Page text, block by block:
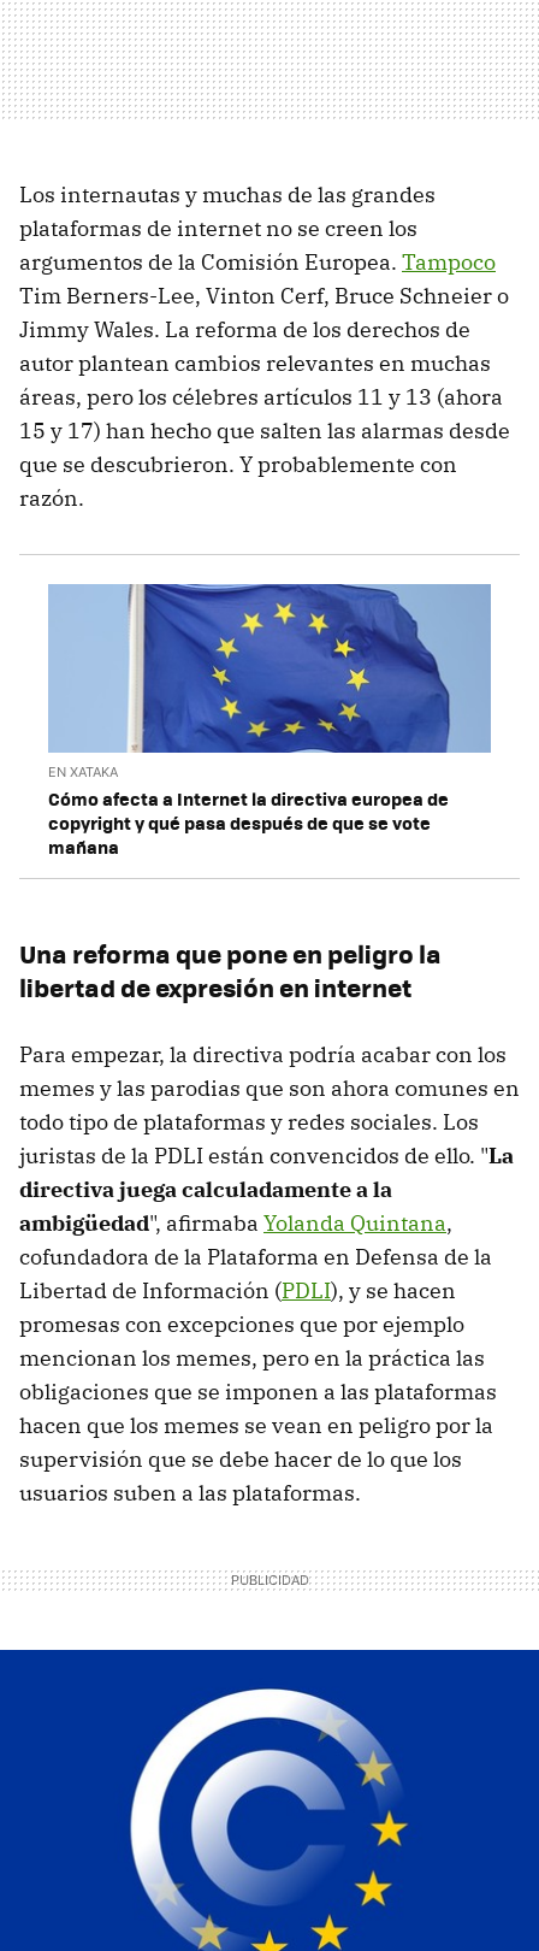
Los internautas y muchas de las grandes
plataformas de internet no se creen los
argumentos de la Comisión Europea. Tampoco
Tim Berners-Lee, Vinton Cerf, Bruce Schneier o
Jimmy Wales. La reforma de los derechos de
autor plantean cambios relevantes en muchas
áreas, pero los célebres artículos 11 y 13 (ahora
15 y 17) han hecho que salten las alarmas desde
que se descubrieron. Y probablemente con
razón.
EN XATAKA
Cómo afecta a Internet la directiva europea de
copyright y qué pasa después de que se vote
mañana
Una reforma que pone en peligro la
libertad de expresión en internet
Para empezar, la directiva podría acabar con los
memes y las parodias que son ahora comunes en
todo tipo de plataformas y redes sociales. Los
juristas de la PDLI están convencidos de ello. "La
directiva juega calculadamente a la
ambigüedad", afirmaba Yolanda Quintana,
cofundadora de la Plataforma en Defensa de la
Libertad de Información (PDLI), y se hacen
promesas con excepciones que por ejemplo
mencionan los memes, pero en la práctica las
obligaciones que se imponen a las plataformas
hacen que los memes se vean en peligro por la
supervisión que se debe hacer de lo que los
usuarios suben a las plataformas.